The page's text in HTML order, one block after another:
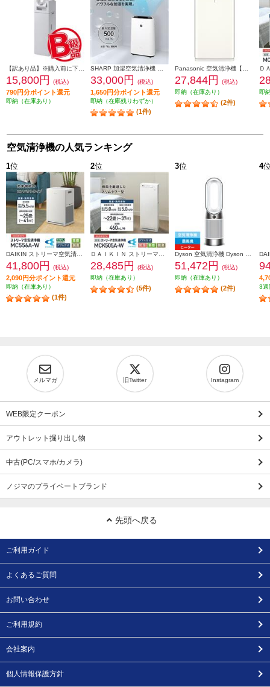
15,800円 (税込)
790円分ポイント還元
即納（在庫あり）
33,000円 (税込)
1,650円分ポイント還元
即納（在庫残りわずか）
(1件)
27,844円
(税込)
即納（在庫あり）
(2件)
即
空気清浄機の人気ランキング
1位
41,800円 (税込)
2,090円分ポイント還元
即納（在庫あり）
(1件)
2位
28,485円
(税込)
即納（在庫あり）
(5件)
3位
51,472円
(税込)
即納（在庫あり）
(2件)
4
3週
メルマガ 旧Twitter Instagram
WEB限定クーポン
アウトレット掘り出し物
中古(PC/スマホ/カメラ)
ノジマのプライベートブランド
先頭へ戻る
ご利用ガイド
よくあるご質問
お問い合わせ
ご利用規約
会社案内
個人情報保護方針